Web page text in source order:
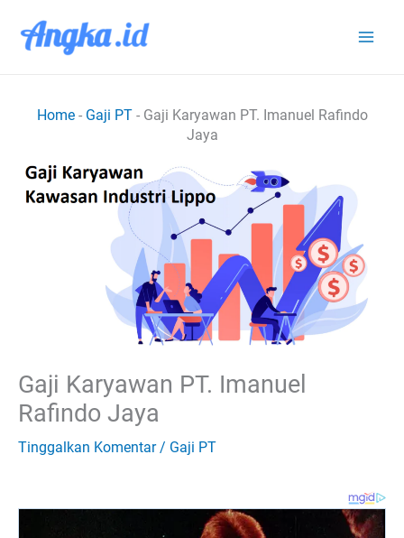
Home- Gaji PT- Gaji Karyawan PT. Imanuel Rafindo
Jaya
Gaji Karyawan PT. Imanuel
Rafindo Jaya
Tinggalkan Komentar / Gaji PT